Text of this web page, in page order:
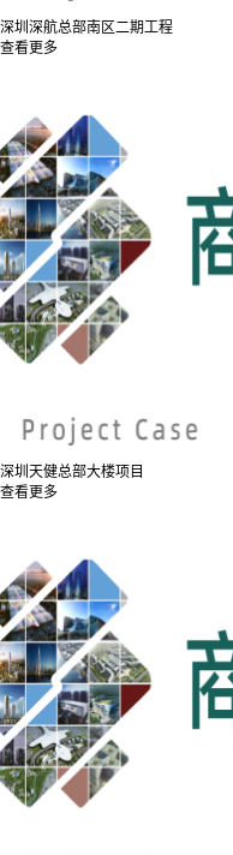
深圳深航总部南区二期工程
查看更多
深圳天健总部大楼项目
查看更多